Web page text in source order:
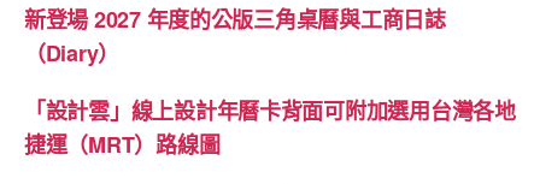
新登場 2027 年度的公版三角桌曆與工商日誌
（Diary）
「設計雲」線上設計年曆卡背面可附加選用台灣各地
捷運（MRT）路線圖